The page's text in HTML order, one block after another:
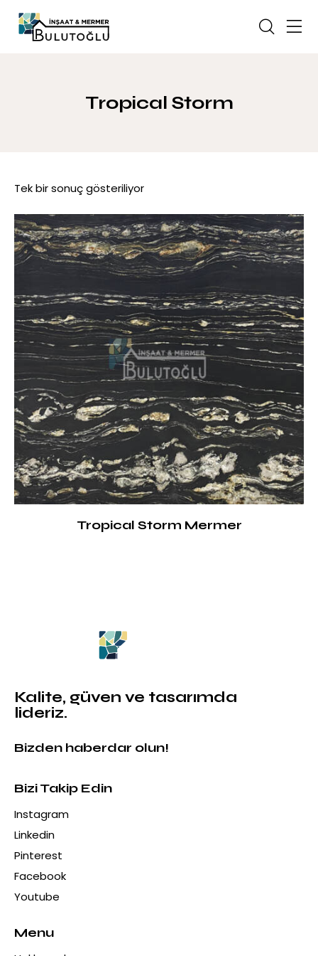
Tropical Storm
Tek bir sonuç gösteriliyor
Tropical Storm Mermer
Kalite, güven ve tasarımda
lideriz.
Bizden haberdar olun!
Bizi Takip Edin
Instagram
Linkedin
Pinterest
Facebook
Youtube
Menu